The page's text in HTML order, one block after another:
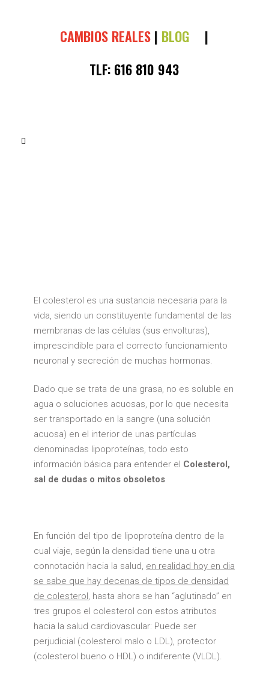
CAMBIOS REALES | BLOG
|
TLF: 616 810 943
El colesterol es una sustancia necesaria para la
vida, siendo un constituyente fundamental de las
membranas de las células (sus envolturas),
imprescindible para el correcto funcionamiento
neuronal y secreción de muchas hormonas.
Dado que se trata de una grasa, no es soluble en
agua o soluciones acuosas, por lo que necesita
ser transportado en la sangre (una solución
acuosa) en el interior de unas partículas
denominadas lipoproteínas, todo esto
información básica para entender el Colesterol,
sal de dudas o mitos obsoletos
En función del tipo de lipoproteína dentro de la
cual viaje, según la densidad tiene una u otra
connotación hacia la salud, en realidad hoy en dia
se sabe que hay decenas de tipos de densidad
de colesterol, hasta ahora se han “aglutinado” en
tres grupos el colesterol con estos atributos
hacia la salud cardiovascular: Puede ser
perjudicial (colesterol malo o LDL), protector
(colesterol bueno o HDL) o indiferente (VLDL).